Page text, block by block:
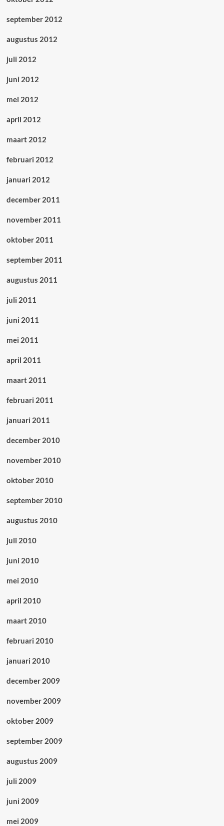
september 2012
augustus 2012
juli 2012
juni 2012
mei 2012
april 2012
maart 2012
februari 2012
januari 2012
december 2011
november 2011
oktober 2011
september 2011
augustus 2011
juli 2011
juni 2011
mei 2011
april 2011
maart 2011
februari 2011
januari 2011
december 2010
november 2010
oktober 2010
september 2010
augustus 2010
juli 2010
juni 2010
mei 2010
april 2010
maart 2010
februari 2010
januari 2010
december 2009
november 2009
oktober 2009
september 2009
augustus 2009
juli 2009
juni 2009
mei 2009